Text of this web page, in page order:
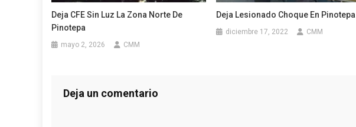
Deja CFE Sin Luz La Zona Norte De
Pinotepa
mayo 2, 2026 CMM
Deja Lesionado Choque En Pinotepa
diciembre 17, 2022 CMM
Deja un comentario